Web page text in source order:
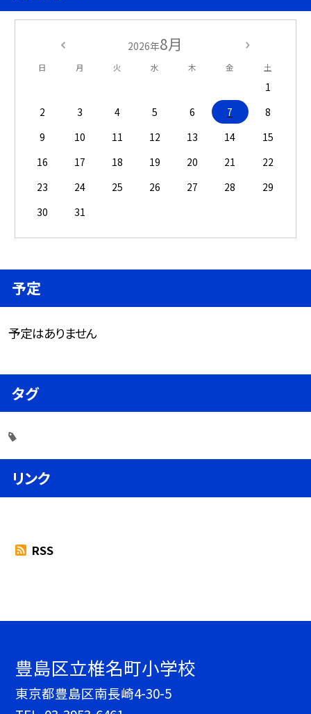
2026年8月
日 月 火 水 木 金 土
1
2
3 4 5 6 7
8
9
10 11 12 13 14
15
16
17 18 19 20 21
22
23
24 25 26 27 28
29
30
31
予定
予定はありません
タグ
リンク
RSS
豊島区立椎名町小学校
東京都豊島区南長崎4-30-5